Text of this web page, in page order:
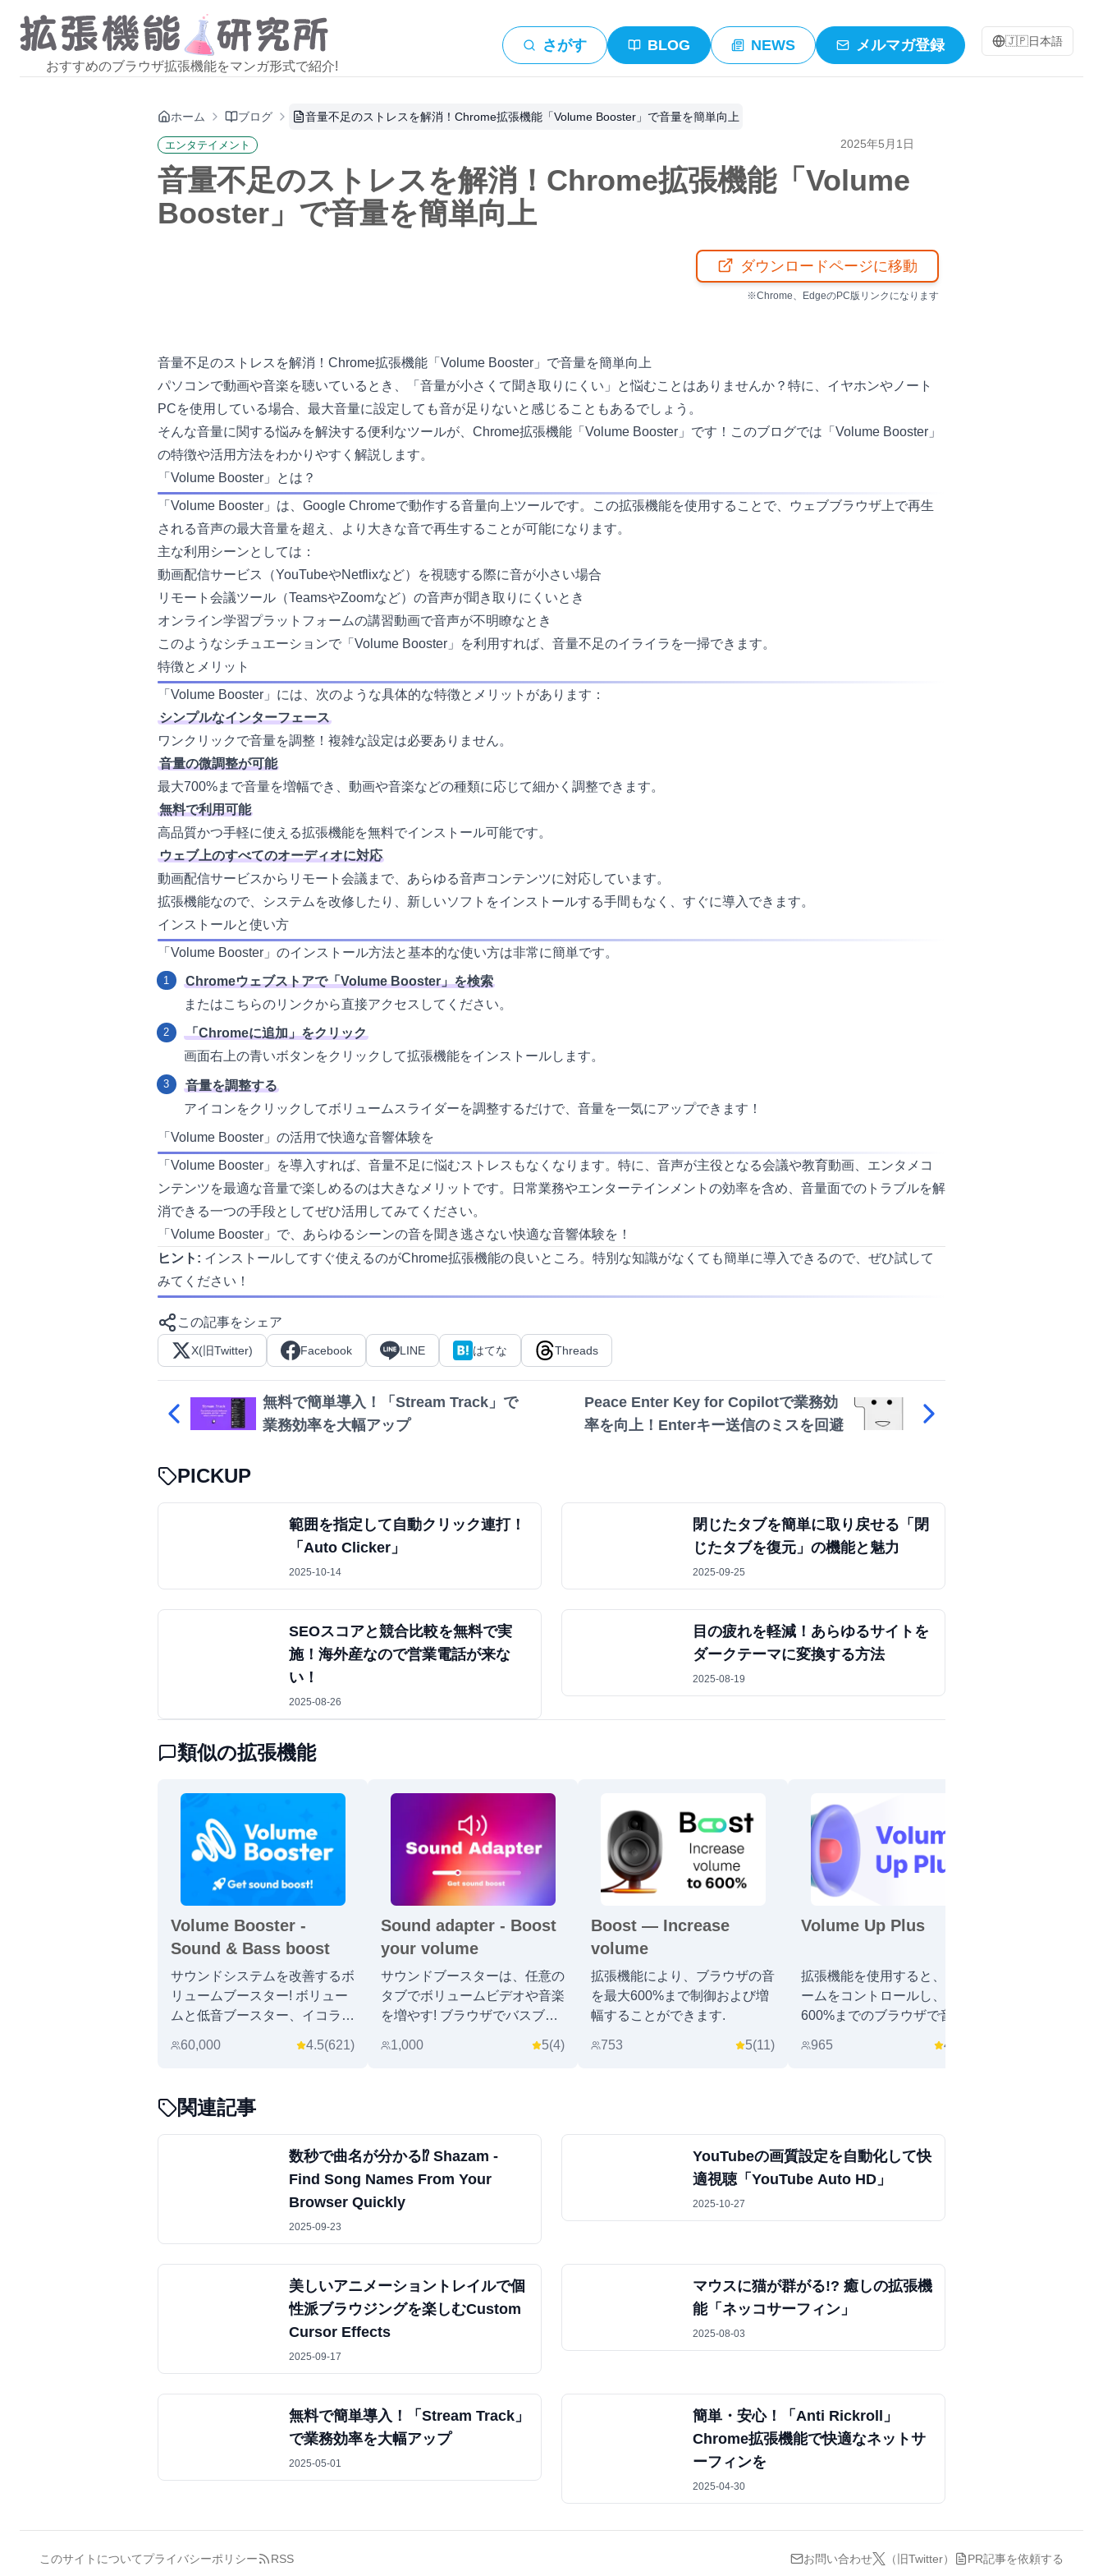
おすすめのブラウザ拡張機能をマンガ形式で紹介!
さがす BLOG NEWS メルマガ登録 🇯🇵日本語
ホーム ブログ 音量不足のストレスを解消！Chrome拡張機能「Volume Booster」で音量を簡単向上
エンタテイメント 2025年5月1日
音量不足のストレスを解消！Chrome拡張機能「Volume
Booster」で音量を簡単向上
ダウンロードページに移動
※Chrome、EdgeのPC版リンクになります
音量不足のストレスを解消！Chrome拡張機能「Volume Booster」で音量を簡単向上
パソコンで動画や音楽を聴いているとき、「音量が小さくて聞き取りにくい」と悩むことはありませんか？特に、イヤホンやノート
PCを使用している場合、最大音量に設定しても音が足りないと感じることもあるでしょう。
そんな音量に関する悩みを解決する便利なツールが、Chrome拡張機能「Volume Booster」です！このブログでは「Volume Booster」
の特徴や活用方法をわかりやすく解説します。
「Volume Booster」とは？
「Volume Booster」は、Google Chromeで動作する音量向上ツールです。この拡張機能を使用することで、ウェブブラウザ上で再生
される音声の最大音量を超え、より大きな音で再生することが可能になります。
主な利用シーンとしては：
動画配信サービス（YouTubeやNetflixなど）を視聴する際に音が小さい場合
リモート会議ツール（TeamsやZoomなど）の音声が聞き取りにくいとき
オンライン学習プラットフォームの講習動画で音声が不明瞭なとき
このようなシチュエーションで「Volume Booster」を利用すれば、音量不足のイライラを一掃できます。
特徴とメリット
「Volume Booster」には、次のような具体的な特徴とメリットがあります：
シンプルなインターフェース
ワンクリックで音量を調整！複雑な設定は必要ありません。
音量の微調整が可能
最大700%まで音量を増幅でき、動画や音楽などの種類に応じて細かく調整できます。
無料で利用可能
高品質かつ手軽に使える拡張機能を無料でインストール可能です。
ウェブ上のすべてのオーディオに対応
動画配信サービスからリモート会議まで、あらゆる音声コンテンツに対応しています。
拡張機能なので、システムを改修したり、新しいソフトをインストールする手間もなく、すぐに導入できます。
インストールと使い方
「Volume Booster」のインストール方法と基本的な使い方は非常に簡単です。
Chromeウェブストアで「Volume Booster」を検索
またはこちらのリンクから直接アクセスしてください。
「Chromeに追加」をクリック
画面右上の青いボタンをクリックして拡張機能をインストールします。
音量を調整する
アイコンをクリックしてボリュームスライダーを調整するだけで、音量を一気にアップできます！
「Volume Booster」の活用で快適な音響体験を
「Volume Booster」を導入すれば、音量不足に悩むストレスもなくなります。特に、音声が主役となる会議や教育動画、エンタメコ
ンテンツを最適な音量で楽しめるのは大きなメリットです。日常業務やエンターテインメントの効率を含め、音量面でのトラブルを解
消できる一つの手段としてぜひ活用してみてください。
「Volume Booster」で、あらゆるシーンの音を聞き逃さない快適な音響体験を！
ヒント: インストールしてすぐ使えるのがChrome拡張機能の良いところ。特別な知識がなくても簡単に導入できるので、ぜひ試して
みてください！
この記事をシェア
X(旧Twitter) Facebook LINE はてな Threads
無料で簡単導入！「Stream Track」で
業務効率を大幅アップ
Peace Enter Key for Copilotで業務効
率を向上！Enterキー送信のミスを回避
PICKUP
範囲を指定して自動クリック連打！
「Auto Clicker」
2025-10-14
閉じたタブを簡単に取り戻せる「閉
じたタブを復元」の機能と魅力
2025-09-25
SEOスコアと競合比較を無料で実
施！海外産なので営業電話が来な
い！
2025-08-26
目の疲れを軽減！あらゆるサイトを
ダークテーマに変換する方法
2025-08-19
類似の拡張機能
Volume Booster -
Sound & Bass boost
サウンドシステムを改善するボ
リュームブースター! ボリュー
ムと低音ブースター、イコライ
のための容積制御.
60,000 4.5(621)
Sound adapter - Boost
your volume
サウンドブースターは、任意の
タブでボリュームビデオや音楽
を増やす! ブラウザでバスブー
1,000 5(4)
Boost — Increase
volume
拡張機能により、ブラウザの音
を最大600%まで制御および増
幅することができます.
753 5(11)
Volume Up Plus
拡張機能を使用すると、ボリュ
ームをコントロールし、最大
600%までのブラウザで音を増
965 4.7
関連記事
数秒で曲名が分かる⁉ Shazam -
Find Song Names From Your
Browser Quickly
2025-09-23
YouTubeの画質設定を自動化して快
適視聴「YouTube Auto HD」
2025-10-27
美しいアニメーショントレイルで個
性派ブラウジングを楽しむCustom
Cursor Effects
2025-09-17
マウスに猫が群がる!? 癒しの拡張機
能「ネッコサーフィン」
2025-08-03
無料で簡単導入！「Stream Track」
で業務効率を大幅アップ
2025-05-01
簡単・安心！「Anti Rickroll」
Chrome拡張機能で快適なネットサ
ーフィンを
2025-04-30
このサイトについてプライバシーポリシー RSS お問い合わせ （旧Twitter） PR記事を依頼する